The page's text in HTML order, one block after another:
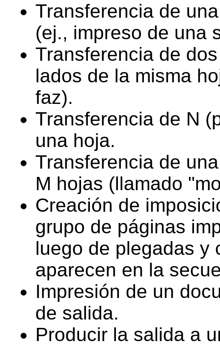
Transferencia de
(ej., impreso de una
Transferencia de
lados de la misma
faz).
Transferencia de N
una hoja.
Transferencia de
M hojas (llamado
Creación de
grupo de páginas
luego de plegadas y
aparecen en la
Impresión de un
de salida.
Producir la salida a